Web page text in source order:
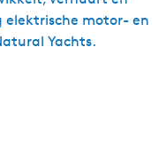
elektrische motor- en
Yachts.